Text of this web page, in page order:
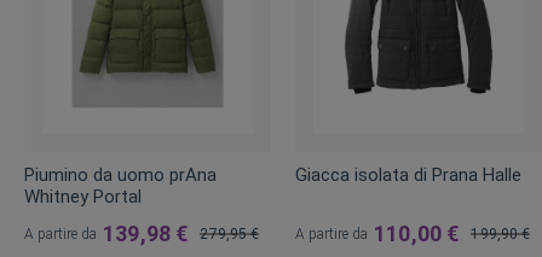
Piumino da uomo prAna
Whitney Portal
A partire da 139,98 € 279,95 €
Giacca isolata di Prana Halle
A partire da 110,00 € 199,90 €